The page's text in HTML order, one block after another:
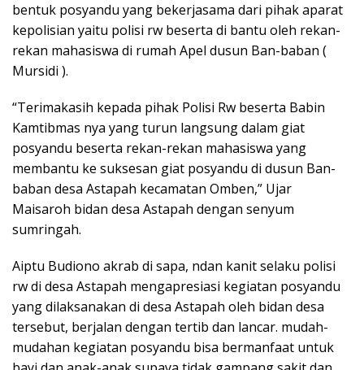
bentuk posyandu yang bekerjasama dari pihak aparat
kepolisian yaitu polisi rw beserta di bantu oleh rekan-
rekan mahasiswa di rumah Apel dusun Ban-baban (
Mursidi ).
“Terimakasih kepada pihak Polisi Rw beserta Babin
Kamtibmas nya yang turun langsung dalam giat
posyandu beserta rekan-rekan mahasiswa yang
membantu ke suksesan giat posyandu di dusun Ban-
baban desa Astapah kecamatan Omben,” Ujar
Maisaroh bidan desa Astapah dengan senyum
sumringah.
Aiptu Budiono akrab di sapa, ndan kanit selaku polisi
rw di desa Astapah mengapresiasi kegiatan posyandu
yang dilaksanakan di desa Astapah oleh bidan desa
tersebut, berjalan dengan tertib dan lancar. mudah-
mudahan kegiatan posyandu bisa bermanfaat untuk